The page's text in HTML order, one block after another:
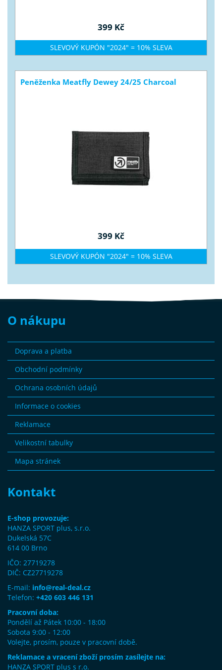
399 Kč
SLEVOVÝ KUPÓN "2024" = 10% SLEVA
Peněženka Meatfly Dewey 24/25 Charcoal
399 Kč
SLEVOVÝ KUPÓN "2024" = 10% SLEVA
O nákupu
Doprava a platba
Obchodní podmínky
Ochrana osobních údajů
Informace o cookies
Reklamace
Velikostní tabulky
Mapa stránek
Kontakt
E-shop provozuje:
HANZA SPORT plus, s.r.o.
Dukelská 57C
614 00 Brno
IČO: 27719278
DIČ: CZ27719278
E-mail: info@real-deal.cz
Telefon: +420 603 446 131
Pracovní doba:
Pondělí až Pátek 10:00 - 18:00
Sobota 9:00 - 12:00
Volejte, prosím, pouze v pracovní době.
Reklamace a vracení zboží prosím zasílejte na:
HANZA SPORT plus s r.o.